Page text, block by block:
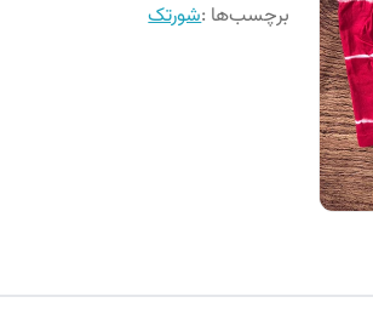
برچسب‌ها :شورتک